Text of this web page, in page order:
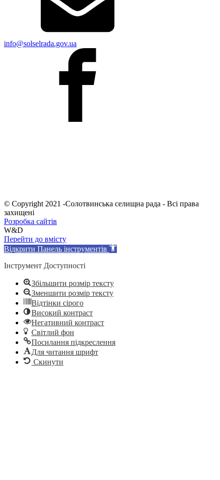
info@solselrada.gov.ua
© Copyright 2021 -Солотвинська селищна рада - Всі права
захищені
Розробка сайтів
W&D
Перейти до вмісту
Відкрити Панель інструментів
Інструмент Доступності
Збільшити розмір тексту
Зменшити розмір тексту
Відтінки сірого
Високий контраст
Негативний контраст
Світлий фон
Посилання підкреслення
Для читання шрифт
Скинути